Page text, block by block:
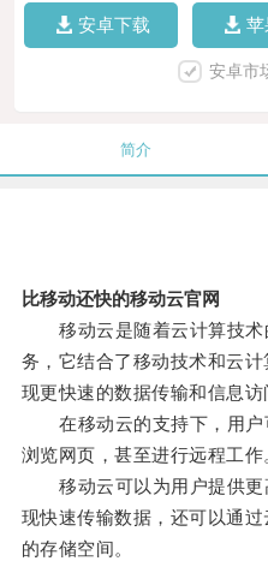
安卓下载 苹
安卓市
简介
比移动还快的移动云官网
移动云是随着云计算技术
务，它结合了移动技术和云
现更快速的数据传输和信息访
在移动云的支持下，用户
浏览网页，甚至进行远程工作
移动云可以为用户提供更
现快速传输数据，还可以通
的存储空间。